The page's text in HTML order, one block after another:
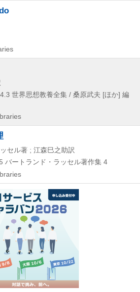
世界思想教養全集 / 桑原武夫 [ほか] 編
セル著 ; 江森巳之助訳
バートランド・ラッセル著作集 4